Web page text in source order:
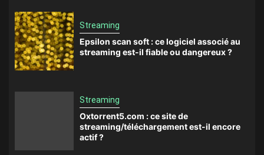
Streaming
Epsilon scan soft : ce logiciel associé au
streaming est-il fiable ou dangereux ?
Streaming
Oxtorrent5.com : ce site de
streaming/téléchargement est-il encore
actif ?